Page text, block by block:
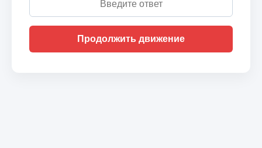
Продолжить движение